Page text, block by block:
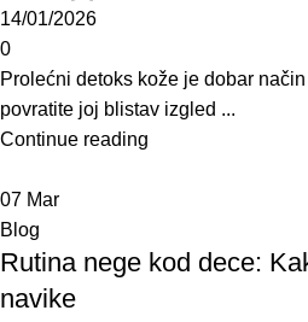
14/01/2026
0
Prolećni detoks kože je dobar
povratite joj blistav izgled ...
Continue reading
07 Mar
Blog
Rutina nege kod dece:
navike